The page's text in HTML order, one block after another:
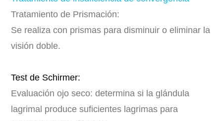
Tratamiento de Prismación:
Se realiza con prismas para disminuir o eliminar la
visión doble.
Test de Schirmer:
Evaluación ojo seco: determina si la glándula
lagrimal produce suficientes lagrimas para